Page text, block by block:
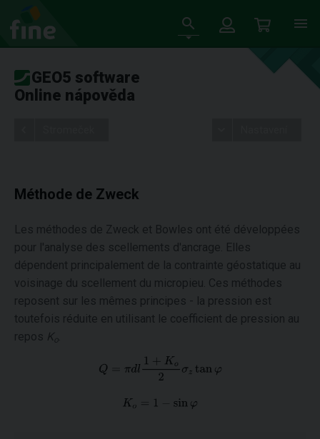
GEO5 software
Online nápověda
Méthode de Zweck
Les méthodes de Zweck et Bowles ont été développées
pour l'analyse des scellements d'ancrage. Elles
dépendent principalement de la contrainte géostatique au
voisinage du scellement du micropieu. Ces méthodes
reposent sur les mêmes principes - la pression est
toutefois réduite en utilisant le coefficient de pression au
repos K o